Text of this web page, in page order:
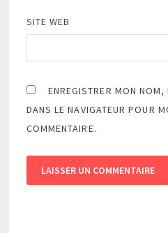
SITE WEB
ENREGISTRER MON
DANS LE NAVIGATEUR POUR
COMMENTAIRE.